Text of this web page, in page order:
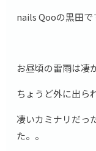
nails Qooの黒田で
お昼頃の雷雨は凄
ちょうど外に出ら
凄いカミナリだっ
た。。